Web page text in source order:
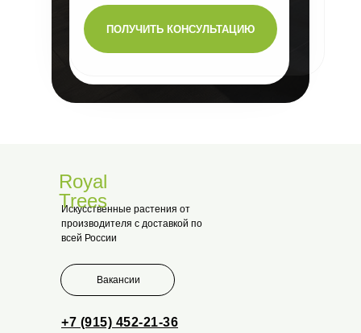
ПОЛУЧИТЬ КОНСУЛЬТАЦИЮ
Искусственные растения от
производителя с доставкой по
всей России
+7 (915) 452-21-36
Royal
Trees
Вакансии